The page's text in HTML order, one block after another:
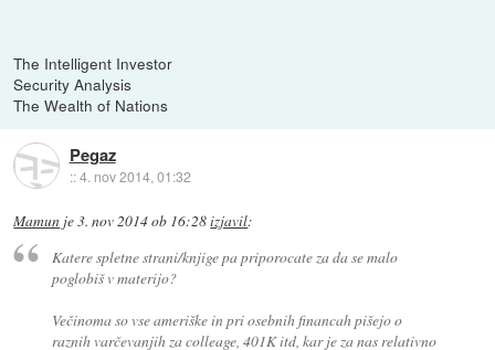
The Intelligent Investor
Security Analysis
The Wealth of Nations
Pegaz
::4. nov 2014, 01:32
Mamun je3. nov 2014 ob 16:28izjavil:
Katere spletne strani/knjige pa priporocate za da se malo
poglobiš v materijo?
Večinoma so vse ameriške in pri osebnih financah pišejo o
raznih varčevanjih za colleage, 401K itd, kar je za nas relativno